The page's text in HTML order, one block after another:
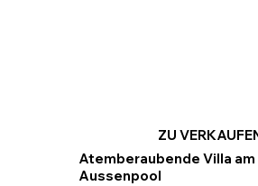
ZU
Atemberaubende Villa
Aussenpool